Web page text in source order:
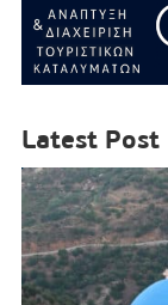
Latest Post